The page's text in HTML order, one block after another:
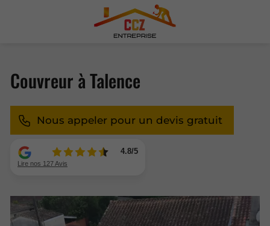
Couvreur à Talence
Nous appeler pour un devis gratuit